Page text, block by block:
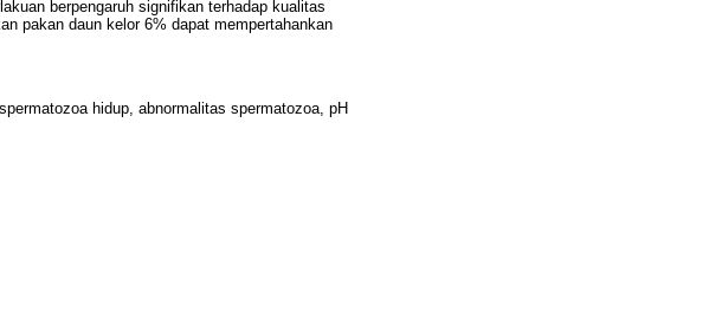
berpengaruh signifikan terhadap kualitas
pakan daun kelor 6% dapat mempertahankan
hidup, abnormalitas spermatozoa, pH